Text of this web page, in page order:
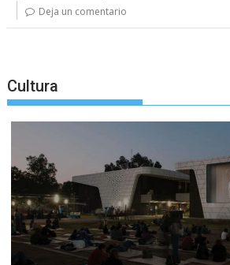
Deja un comentario
Cultura